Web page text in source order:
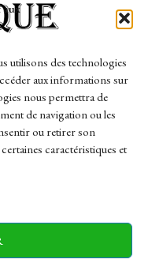
aux
utilisons des technologies
aux informations sur
nous permettra de
de navigation ou les
ou retirer son
caractéristiques et
Politics